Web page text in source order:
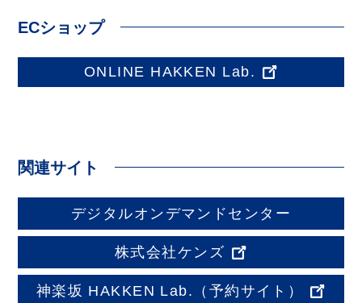
ECショップ
ONLINE HAKKEN Lab.
関連サイト
デジタルオンデマンドセンター
株式会社ケンズ
神楽坂 HAKKEN Lab. （予約サイト）